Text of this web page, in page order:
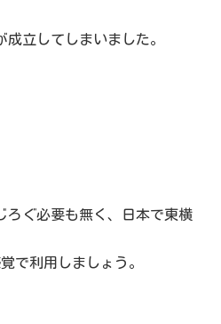
立してしまいました。
ろぐ必要も無く、日本で東横
で利用しましょう。